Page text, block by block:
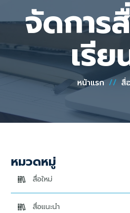
จัดการ
เรีย
หน้าแรก // สื่
หมวดหมู่
สื่อใหม่
สื่อแนะนำ